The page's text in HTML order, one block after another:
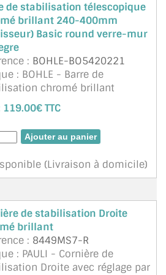
78
de stabilisation télescopique
brillant 240-400mm
Basic round verre-mur
: BOHLE-BO5420221
: BOHLE - Barre de
chromé brillant
Bohle
round verre-mur 45° pour
de verre 6, 8 ou 10 mm.
119.00€ TTC
(Livraison à domicile)
de stabilisation Droite
brillant
: 8449MS7-R
: PAULI - Cornière de
Droite avec réglage par